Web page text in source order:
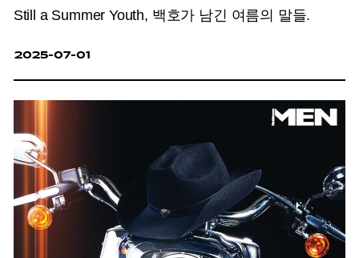
Still a Summer Youth, 백호가 남긴 여름의 말들.
2025-07-01